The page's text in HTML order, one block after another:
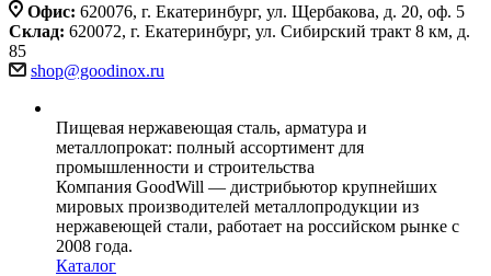
Офис: 620076, г. Екатеринбург, ул. Щербакова, д. 20, оф. 5
Склад: 620072, г. Екатеринбург, ул. Сибирский тракт 8 км, д.
85
shop@goodinox.ru
Пищевая нержавеющая сталь, арматура и
металлопрокат: полный ассортимент для
промышленности и строительства
Компания GoodWill — дистрибьютор крупнейших
мировых производителей металлопродукции из
нержавеющей стали, работает на российском рынке с
2008 года.
Каталог